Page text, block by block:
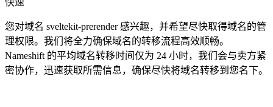
快速
您对域名 sveltekit-prerender 感兴趣，并希望尽快取得域名的管
理权限。我们将全力确保域名的转移流程高效顺畅。
Nameshift 的平均域名转移时间仅为 24 小时，我们会与卖方紧
密协作，迅速获取所需信息，确保尽快将域名转移到您名下。